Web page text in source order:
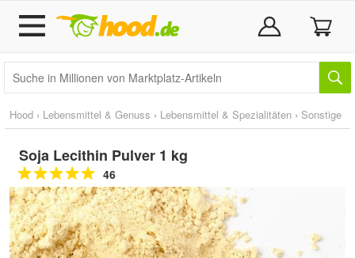
Hood › Lebensmittel & Genuss › Lebensmittel & Spezialitäten › Sonstige
Soja Lecithin Pulver 1 kg
46